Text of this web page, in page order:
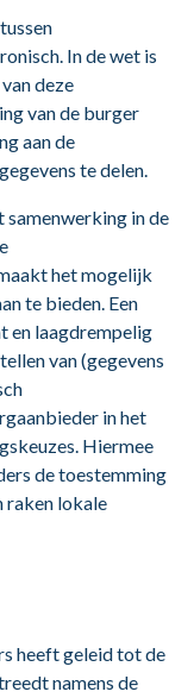
In de wet is
deze
van de burger
aan de
te delen.
in de
het mogelijk
te bieden. Een
en laagdrempelig
van (gegevens
in het
Hiermee
de toestemming
raken lokale
heeft geleid tot de
namens de